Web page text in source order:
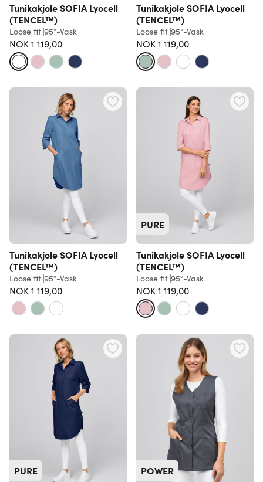
Tunikakjole SOFIA Lyocell
(TENCEL™)
Loose fit 95°-Vask
NOK 1 119,00
Tunikakjole SOFIA Lyocell
(TENCEL™)
Loose fit 95°-Vask
NOK 1 119,00
Tunikakjole SOFIA Lyocell
(TENCEL™)
Loose fit 95°-Vask
NOK 1 119,00
PURE
Tunikakjole SOFIA Lyocell
(TENCEL™)
Loose fit 95°-Vask
NOK 1 119,00
PURE POWER